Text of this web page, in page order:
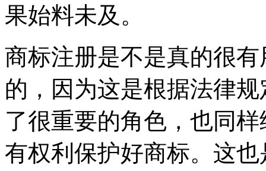
果始料未及。
商标注册是不是真的很
的，因为这是根据法律
了很重要的角色，也同
有权利保护好商标。这